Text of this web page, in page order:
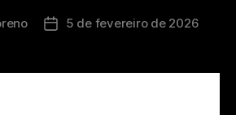
5 de fevereiro de 2026